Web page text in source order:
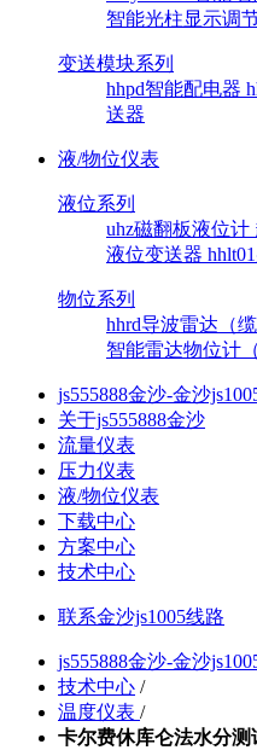
智能光柱显示调
变送模块系列
hhpd智能配电器
送器
液/物位仪表
液位系列
uhz磁翻板液位计
液位变送器
物位系列
hhrd导波雷达（
智能雷达物位计
js555888金沙-金沙
关于js555888金沙
流量仪表
压力仪表
液/物位仪表
下载中心
方案中心
技术中心
联系金沙js1005线路
js555888金沙-金沙
技术中心 /
温度仪表 /
卡尔费休库仑法水分测